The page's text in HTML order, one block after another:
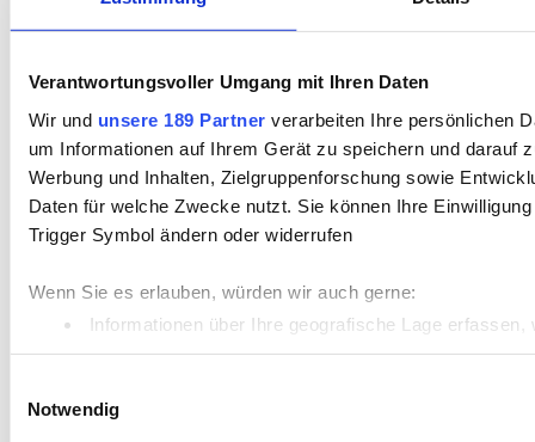
Verantwortungsvoller Umgang mit Ihren Daten
Wir und unsere 189 Partner verarbeiten Ihre persönlichen
um Informationen auf Ihrem Gerät zu speichern und darauf
Werbung und Inhalten, Zielgruppenforschung sowie
Daten für welche Zwecke nutzt. Sie können Ihre
Trigger Symbol ändern oder widerrufen
Wenn Sie es erlauben, würden wir auch gerne:
Informationen über Ihre geografische Lage
Ihr Gerät durch aktives Scannen nach bestimmten
Einzelheiten
Notwendig